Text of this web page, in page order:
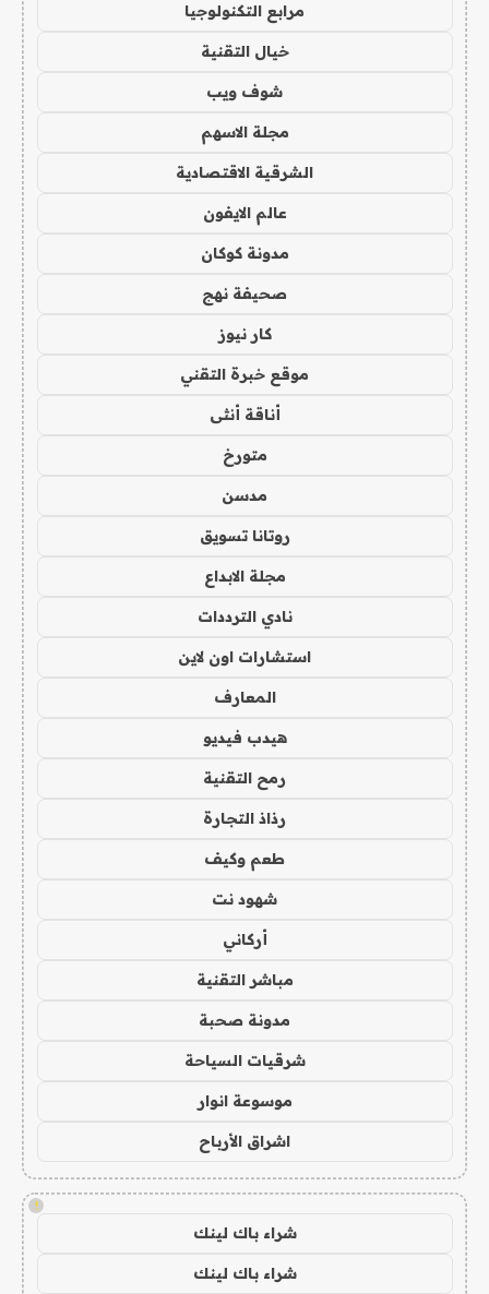
مرابع التكنولوجيا
خيال التقنية
شوف ويب
مجلة الاسهم
الشرقية الاقتصادية
عالم الايفون
مدونة كوكان
صحيفة نهج
كار نيوز
موقع خبرة التقني
أناقة أنثى
متورخ
مدسن
روتانا تسويق
مجلة الابداع
نادي الترددات
استشارات اون لاين
المعارف
هيدب فيديو
رمح التقنية
رذاذ التجارة
طعم وكيف
شهود نت
أركاني
مباشر التقنية
مدونة صحبة
شرقيات السياحة
موسوعة انوار
اشراق الأرباح
!
شراء باك لينك
شراء باك لينك